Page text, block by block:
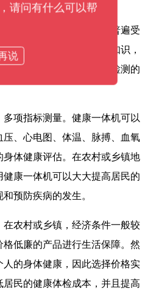
。
由于农村或乡镇居民普遍受
过程中不需要太多专业知识，
准确可靠，大大提高了检测的
多项指标测量。健康一体机可以
、心电图、体温、脉搏、血氧
体健康评估。在农村或乡镇地
康一体机可以大大提高居民的
预防疾病的发生。
在农村或乡镇，经济条件一般较
低廉的产品进行生活保障。然
的身体健康，因此选择价格实
民的健康体检成本，并且提高
请问有什么可以帮
说